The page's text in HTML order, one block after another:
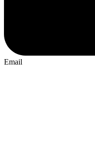
Email